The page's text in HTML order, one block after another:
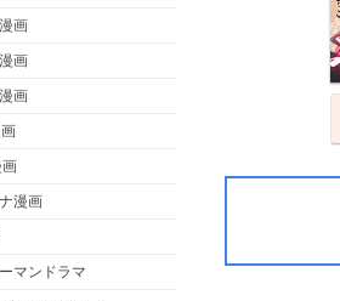
画
画
画
画
漫画
マンドラマ